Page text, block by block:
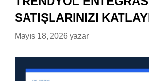
SATIŞLARINIZI
Mayıs 18, 2026 yazar